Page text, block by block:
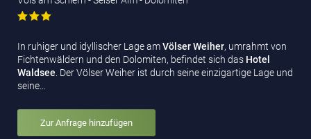
In ruhiger und idyllischer Lage amVölser Weiher, umrahmt von
Fichtenwäldern und den Dolomiten, befindet sich das Hotel
Waldsee . Der Völser Weiher ist durch seine einzigartige Lage und
seine…
Zur Anfrage hinzufügen